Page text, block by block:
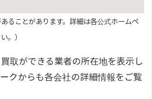
あることがあります。詳細は各公式ホームペ
。）
取ができる業者の所在地を表示し
クからも各会社の詳細情報をご覧